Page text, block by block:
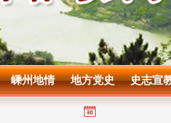
嵊州地情 地方党史 史志宣